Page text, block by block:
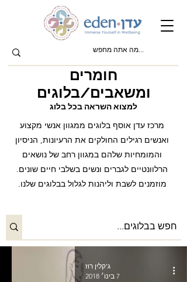
חומרים
ומשאבים/בלוגים
למצוא השראה בכל בלוג
מרכז עדן אוסף בלוגים ממגוון אנשי מקצוע
ואנשים רגילים החולקים את הרעיונות, הניסיון
והמומחיות שלהם במגוון רחב של נושאים
הרלוונטיים לגברים ונשים בשלבי חיים שונים.
מוזמנים לשבת וליהנות לגלול בבלוגים שלנו.
ג’קלין רוז
7 בינו׳ 2018